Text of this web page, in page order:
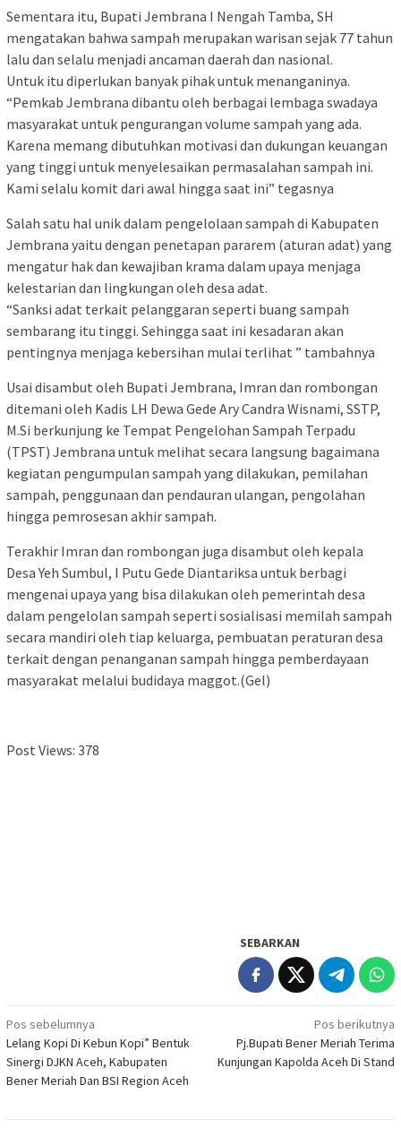
Sementara itu, Bupati Jembrana I Nengah Tamba, SH
mengatakan bahwa sampah merupakan warisan sejak 77 tahun
lalu dan selalu menjadi ancaman daerah dan nasional.
Untuk itu diperlukan banyak pihak untuk menanganinya.
“Pemkab Jembrana dibantu oleh berbagai lembaga swadaya
masyarakat untuk pengurangan volume sampah yang ada.
Karena memang dibutuhkan motivasi dan dukungan keuangan
yang tinggi untuk menyelesaikan permasalahan sampah ini.
Kami selalu komit dari awal hingga saat ini” tegasnya
Salah satu hal unik dalam pengelolaan sampah di Kabupaten
Jembrana yaitu dengan penetapan pararem (aturan adat) yang
mengatur hak dan kewajiban krama dalam upaya menjaga
kelestarian dan lingkungan oleh desa adat.
“Sanksi adat terkait pelanggaran seperti buang sampah
sembarang itu tinggi. Sehingga saat ini kesadaran akan
pentingnya menjaga kebersihan mulai terlihat ” tambahnya
Usai disambut oleh Bupati Jembrana, Imran dan rombongan
ditemani oleh Kadis LH Dewa Gede Ary Candra Wisnami, SSTP,
M.Si berkunjung ke Tempat Pengelohan Sampah Terpadu
(TPST) Jembrana untuk melihat secara langsung bagaimana
kegiatan pengumpulan sampah yang dilakukan, pemilahan
sampah, penggunaan dan pendauran ulangan, pengolahan
hingga pemrosesan akhir sampah.
Terakhir Imran dan rombongan juga disambut oleh kepala
Desa Yeh Sumbul, I Putu Gede Diantariksa untuk berbagi
mengenai upaya yang bisa dilakukan oleh pemerintah desa
dalam pengelolan sampah seperti sosialisasi memilah sampah
secara mandiri oleh tiap keluarga, pembuatan peraturan desa
terkait dengan penanganan sampah hingga pemberdayaan
masyarakat melalui budidaya maggot.(Gel)
Post Views: 378
SEBARKAN
Navigasi
pos
Pos sebelumnya
Lelang Kopi Di Kebun Kopi” Bentuk
Sinergi DJKN Aceh, Kabupaten
Bener Meriah Dan BSI Region Aceh
Pos berikutnya
Pj.Bupati Bener Meriah Terima
Kunjungan Kapolda Aceh Di Stand